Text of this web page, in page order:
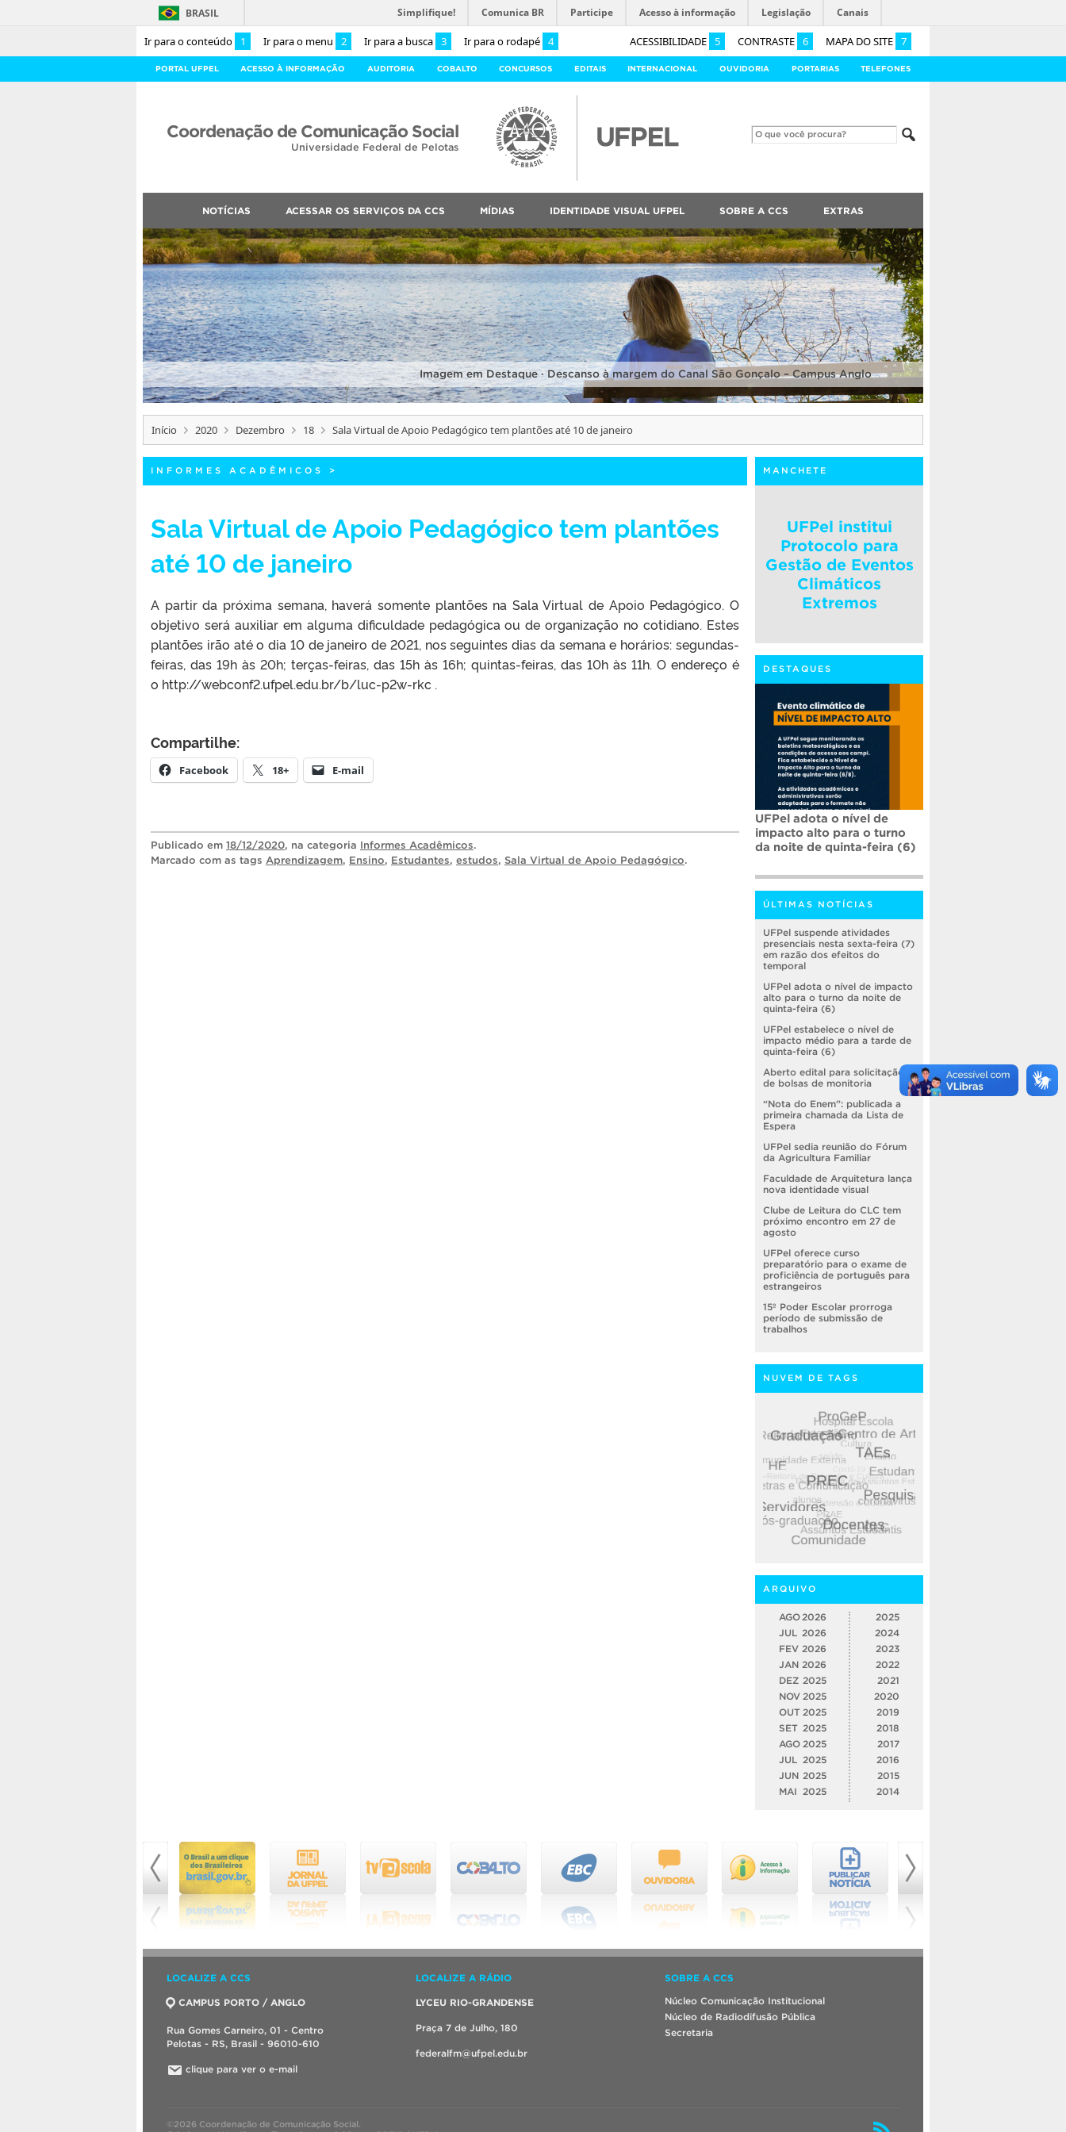
Ir para o conteúdo 1 Ir para o menu 2 Ir para a busca 3 Ir para o rodapé 4 ACESSIBILIDADE 5 CONTRASTE 6 MAPA DO SITE 7
BRASIL Simplifique! Comunica BR Participe Acesso à informação Legislação Canais
PORTAL UFPEL ACESSO À INFORMAÇÃO AUDITORIA COBALTO CONCURSOS EDITAIS INTERNACIONAL OUVIDORIA PORTARIAS TELEFONES
Coordenação de Comunicação Social
Universidade Federal de Pelotas
NOTÍCIAS ACESSAR OS SERVIÇOS DA CCS MÍDIAS IDENTIDADE VISUAL UFPEL SOBRE A CCS EXTRAS
Imagem em Destaque · Descanso à margem do Canal São Gonçalo – Campus Anglo
Início 2020 Dezembro 18 Sala Virtual de Apoio Pedagógico tem plantões até 10 de janeiro
INFORMES ACADÊMICOS >
Sala Virtual de Apoio Pedagógico tem plantões
até 10 de janeiro
A partir da próxima semana, haverá somente plantões na Sala Virtual de Apoio Pedagógico. O
objetivo será auxiliar em alguma dificuldade pedagógica ou de organização no cotidiano. Estes
plantões irão até o dia 10 de janeiro de 2021, nos seguintes dias da semana e horários: segundas-
feiras, das 19h às 20h; terças-feiras, das 15h às 16h; quintas-feiras, das 10h às 11h. O endereço é
o http://webconf2.ufpel.edu.br/b/luc-p2w-rkc .
Compartilhe:
Facebook 18+ E-mail
Publicado em 18/12/2020, na categoria Informes Acadêmicos.
Marcado com as tags Aprendizagem, Ensino, Estudantes, estudos, Sala Virtual de Apoio Pedagógico.
MANCHETE
UFPel institui
Protocolo para
Gestão de Eventos
Climáticos
Extremos
DESTAQUES
UFPel adota o nível de
impacto alto para o turno
da noite de quinta-feira (6)
ÚLTIMAS NOTÍCIAS
UFPel suspende atividades
presenciais nesta sexta-feira (7)
em razão dos efeitos do
temporal
UFPel adota o nível de impacto
alto para o turno da noite de
quinta-feira (6)
UFPel estabelece o nível de
impacto médio para a tarde de
quinta-feira (6)
Aberto edital para solicitação
de bolsas de monitoria
“Nota do Enem”: publicada a
primeira chamada da Lista de
Espera
UFPel sedia reunião do Fórum
da Agricultura Familiar
Faculdade de Arquitetura lança
nova identidade visual
Clube de Leitura do CLC tem
próximo encontro em 27 de
agosto
UFPel oferece curso
preparatório para o exame de
proficiência de português para
estrangeiros
15º Poder Escolar prorroga
período de submissão de
trabalhos
NUVEM DE TAGS
ARQUIVO
AGO 2026
JUL 2026
FEV 2026
JAN 2026
DEZ 2025
NOV 2025
OUT 2025
SET 2025
AGO 2025
JUL
2025
JUN 2025
MAI
2025
2025
2024
2023
2022
2021
2020
2019
2018
2017
2016
2015
2014
LOCALIZE A CCS
CAMPUS PORTO / ANGLO
Rua Gomes Carneiro, 01 - Centro
Pelotas - RS, Brasil - 96010-610
clique para ver o e-mail
LOCALIZE A RÁDIO
LYCEU RIO-GRANDENSE
Praça 7 de Julho, 180
federalfm@ufpel.edu.br
SOBRE A CCS
Núcleo Comunicação Institucional
Núcleo de Radiodifusão Pública
Secretaria
©2026 Coordenação de Comunicação Social.